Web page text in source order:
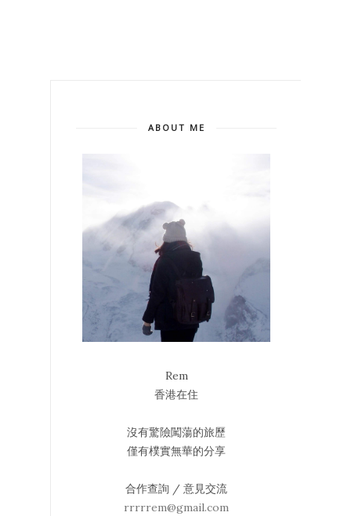
ABOUT ME
Rem
香港在住
沒有驚險闖蕩的旅歷
僅有樸實無華的分享
合作查詢 / 意見交流
rrrrrem@gmail.com